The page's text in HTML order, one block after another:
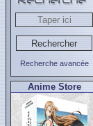
Recherche avancée
Anime Store